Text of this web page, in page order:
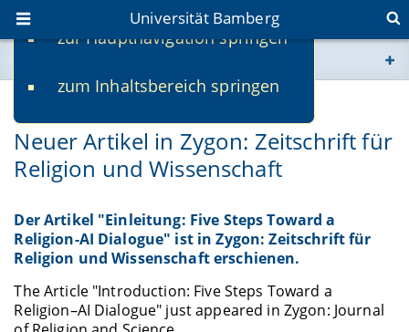
zur Hauptnavigation springen
zum Inhaltsbereich springen
Universität Bamberg
www.uni-bamberg.de
univis.uni-bamberg.de
Neuer Artikel in Zygon: Zeitschrift für
Religion und Wissenschaft
Der Artikel "Einleitung: Five Steps Toward a
Religion-AI Dialogue" ist in Zygon: Zeitschrift für
Religion und Wissenschaft erschienen.
The Article "Introduction: Five Steps Toward a
Religion–AI Dialogue" just appeared in Zygon: Journal